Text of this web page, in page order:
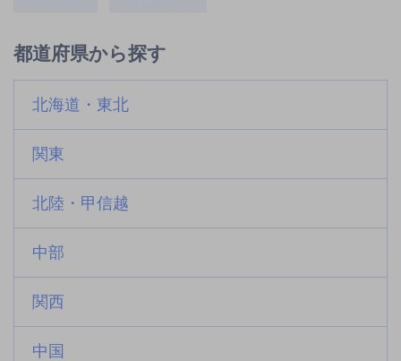
都道府県から探す
北海道・東北
関東
北陸・甲信越
中部
関西
中国